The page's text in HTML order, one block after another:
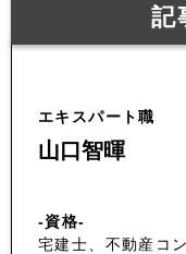
記
エキスパート職
山口智暉
-資格-
宅建士、不動産コ